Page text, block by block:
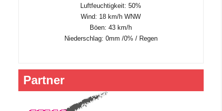
Luftfeuchtigkeit: 50%
Wind: 18 km/h WNW
Böen: 43 km/h
Niederschlag: 0mm /0% / Regen
Partner